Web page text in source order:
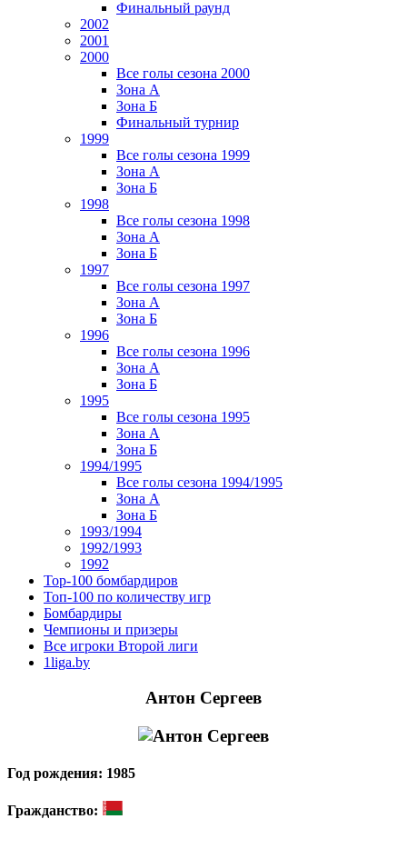
Финальный раунд
2002
2001
2000
Все голы сезона 2000
Зона А
Зона Б
Финальный турнир
1999
Все голы сезона 1999
Зона А
Зона Б
1998
Все голы сезона 1998
Зона А
Зона Б
1997
Все голы сезона 1997
Зона А
Зона Б
1996
Все голы сезона 1996
Зона А
Зона Б
1995
Все голы сезона 1995
Зона А
Зона Б
1994/1995
Все голы сезона 1994/1995
Зона А
Зона Б
1993/1994
1992/1993
1992
Top-100 бомбардиров
Топ-100 по количеству игр
Бомбардиры
Чемпионы и призеры
Все игроки Второй лиги
1liga.by
Антон Сергеев
Год рождения: 1985
Гражданство: